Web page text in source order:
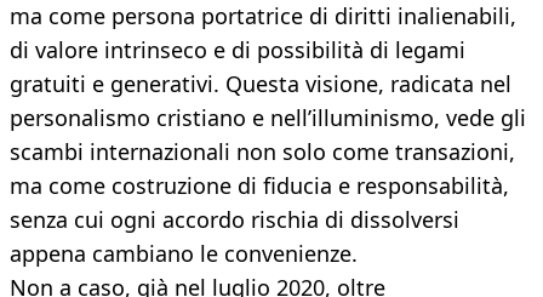
ma come persona portatrice di diritti inalienabili,
di valore intrinseco e di possibilità di legami
gratuiti e generativi. Questa visione, radicata nel
personalismo cristiano e nell’illuminismo, vede gli
scambi internazionali non solo come transazioni,
ma come costruzione di fiducia e responsabilità,
senza cui ogni accordo rischia di dissolversi
appena cambiano le convenienze.
Non a caso, già nel luglio 2020, oltre